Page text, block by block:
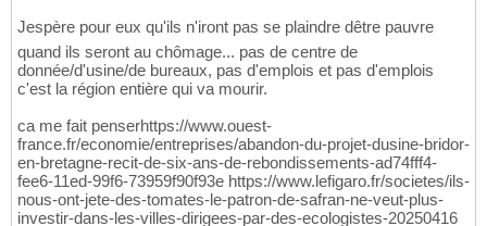
Jespère pour eux qu'ils n'iront pas se plaindre dêtre pauvre
quand ils seront au chômage... pas de centre de
donnée/d'usine/de bureaux, pas d'emplois et pas d'emplois
c'est la région entière qui va mourir.
ca me fait penserhttps://www.ouest-
france.fr/economie/entreprises/abandon-du-projet-dusine-bridor-
en-bretagne-recit-de-six-ans-de-rebondissements-ad74fff4-
fee6-11ed-99f6-73959f90f93e https://www.lefigaro.fr/societes/ils-
nous-ont-jete-des-tomates-le-patron-de-safran-ne-veut-plus-
investir-dans-les-villes-dirigees-par-des-ecologistes-20250416